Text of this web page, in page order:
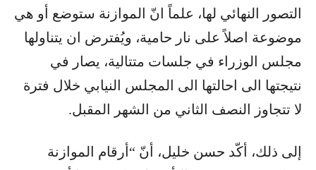
التصور النهائي لها، علماً انّ الموازنة ستوضع أو هي
موضوعة اصلاً على نار حامية، ويُفترض ان يتناولها
مجلس الوزراء في جلسات متتالية، يصار في
نتيجتها الى احالتها الى المجلس النيابي خلال فترة
لا تتجاوز النصف الثاني من الشهر المقبل.
إلى ذلك، أكّد حسن خليل، أنّ “أرقام الموازنة